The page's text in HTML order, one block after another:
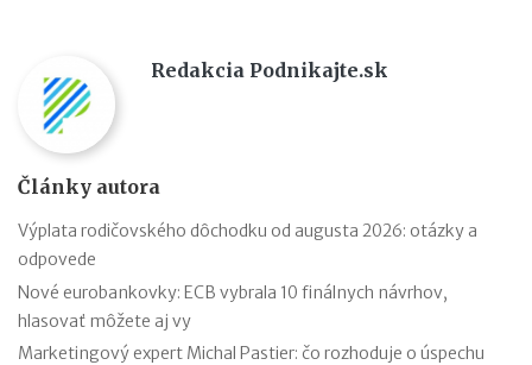
Redakcia Podnikajte.sk
Články autora
Výplata rodičovského dôchodku od augusta 2026: otázky a
odpovede
Nové eurobankovky: ECB vybrala 10 finálnych návrhov,
hlasovať môžete aj vy
Marketingový expert Michal Pastier: čo rozhoduje o úspechu